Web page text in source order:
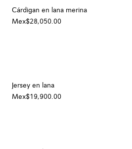
Cárdigan en lana merina
Mex$28,050.00
Jersey en lana
Mex$19,900.00